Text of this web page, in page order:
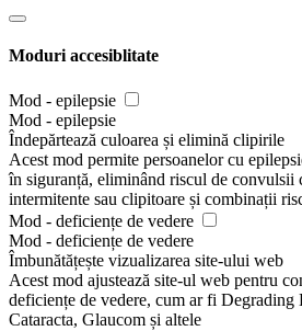
Moduri accesiblitate
Mod - epilepsie
Mod - epilepsie
Îndepărtează culoarea și elimină clipirile
Acest mod permite persoanelor cu
în siguranță, eliminând riscul de convulsii
intermitente sau clipitoare și combinații
Mod - deficiențe de vedere
Mod - deficiențe de vedere
Îmbunătățește vizualizarea site-ului web
Acest mod ajustează site-ul web pentru
deficiențe de vedere, cum ar fi
Cataracta, Glaucom și altele